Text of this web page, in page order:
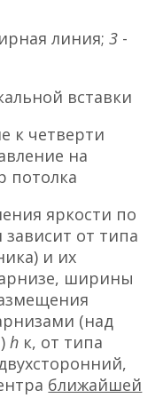
линия;3 -
вставки
к четверти
на
потолка
яркости по
от типа
и их
ширины
(над
h к, от типа
ближайшей